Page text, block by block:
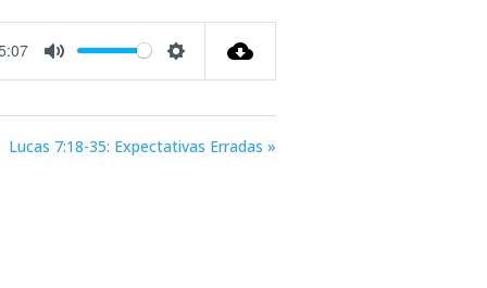
Lucas 7:18-35: Expectativas Erradas »